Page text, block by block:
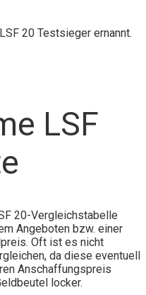
20 Testsieger ernannt.
LSF
20-Vergleichstabelle
Angeboten bzw. einer
Oft ist es nicht
da diese eventuell
Anschaffungspreis
locker.